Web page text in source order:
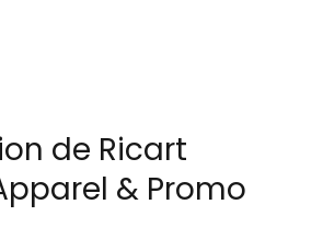
de Ricart
& Promo